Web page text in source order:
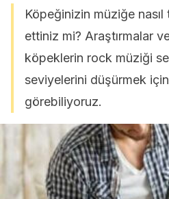
Köpeğinizin müziğe
ettiniz mi? Araştırmalar
köpeklerin rock müziği
seviyelerini düşürmek
görebiliyoruz.